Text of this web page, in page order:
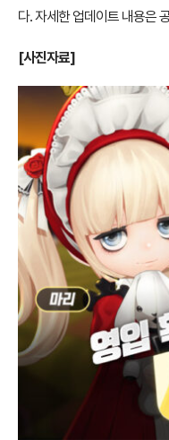
다. 자세한 업데이트 내용은
[사진자료]